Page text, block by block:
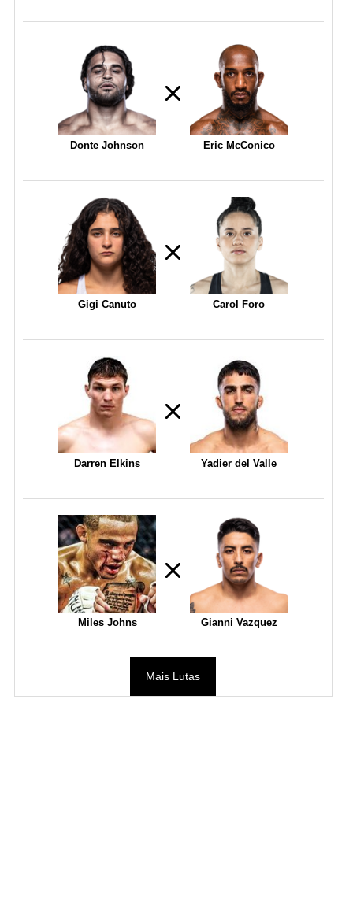
Donte Johnson Eric McConico
Gigi Canuto Carol Foro
Darren Elkins Yadier del Valle
Miles Johns Gianni Vazquez
Mais Lutas